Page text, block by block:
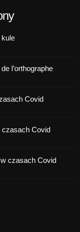
l’orthographe
Covid
czasach Covid
czasach Covid